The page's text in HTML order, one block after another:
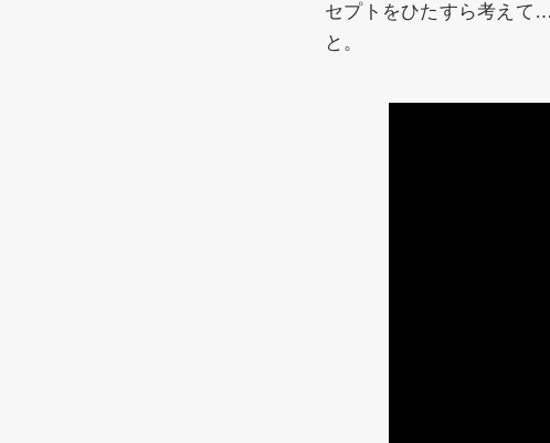
セプトをひたすら考え
と。